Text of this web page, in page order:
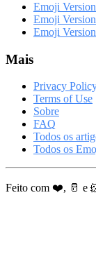
Emoji
Emoji
Emoji
Mais
Privacy
Terms of Use
Sobre
FAQ
Todos os
Todos os
Feito com ❤️, 🥛 e